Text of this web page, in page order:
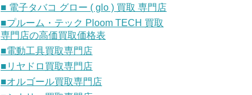
■ 電子タバコ グロー ( glo ) 買取 専門店
■プルーム・テック Ploom TECH 買取
専門店の高価買取価格表
■電動工具買取専門店
■リヤドロ買取専門店
■オルゴール買取専門店